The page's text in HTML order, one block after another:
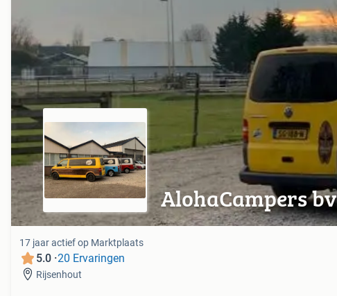
AlohaCampers bv
17 jaar actief op Marktplaats
5.0 ·20 Ervaringen
Rijsenhout